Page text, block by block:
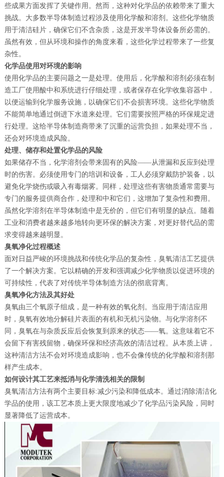
些成果方面发挥了关键作用。然而，这种对化学品的依赖带来了重大
挑战。大多数半导体制造过程涉及使用化学酸和溶剂。这些化学物质
用于清洁硅片，确保它们不含杂质，这是开发半导体设备所必需的。
虽然有效，但从环境和操作的角度来看，这些化学过程带来了一些复
杂性。
化学品使用对环境的影响
使用化学品的主要问题之一是处理。使用后，化学酸和溶剂必须在制
造工厂使用酸中和系统进行仔细处理，或者保存在化学收集容器中，
以便运输到化学服务设施，以确保它们不会损害环境。这些化学物质
不能简单地通过倒进下水道来处理。它们需要按照严格的环保规定进
行处理。这给半导体制造商带来了沉重的运营负担，如果处理不当，
还会对环境造成风险。
处理、储存和处置化学品的风险
如果储存不当，化学溶剂会带来固有的风险——从泄漏和反应到处理
时的伤害。必须使用专门的培训和设备，工人必须穿戴防护装备，以
避免化学烧伤或吸入有毒烟雾。同样，处理这些有害物质通常需要与
专门的服务提供商合作，处理和中和它们，这增加了复杂性和费用。
虽然化学溶剂在半导体制造中是无价的，但它们有明显的缺点。随着
工业和消费者越来越多地转向更环保的解决方案，对更好替代品的需
求变得越来越明显。
臭氧净化过程概述
面对日益严峻的环境挑战和传统化学品的复杂性，臭氧清洁工艺提供
了一个解决方案。它以精确的开发和强调减少化学物质以促进环境的
可持续性，代表了对传统半导体制造方法的彻底背离。
臭氧净化方法及其好处
臭氧由三个氧原子组成，是一种有效的氧化剂。当应用于清洁应用
时，臭氧有效地分解硅片表面的有机和无机污染物。与化学溶剂不
同，臭氧在与杂质反应后会恢复到原来的状态——氧。这意味着它不
会留下有害残留物，确保环保和经济高效的清洁过程。从本质上讲，
这种清洁方法不会对环境造成影响，也不会像传统的化学酸和溶剂那
样产生成本。
如何设计其工艺来抵消与化学清洗相关的限制
臭氧清洁方法有两个主要目标:减少污染和降低成本。通过消除清洁化
学品的使用，该工艺本质上更大限度地减少了化学品污染风险，同时
显著降低了运营成本。